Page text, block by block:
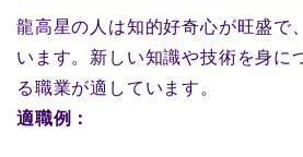
龍高星の人は知的好奇心が旺盛で
います。新しい知識や技術を身に
る職業が適しています。
適職例：